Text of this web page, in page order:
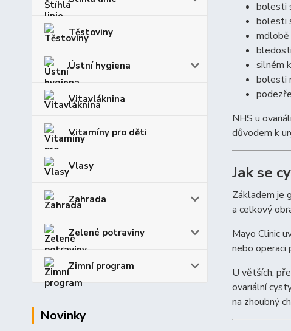
Těstoviny
Ústní hygiena
Vitavláknina
Vitamíny pro děti
Vlasy
Zahrada
Zelené potraviny
Zimní program
Novinky
bolesti
bolesti
mdlobě
silném
bolesti
NHS u
důvodem k
Jak se
Základem je
a celkový
Mayo Clinic
nebo operaci
U větších,
ovariální
na zhoubný